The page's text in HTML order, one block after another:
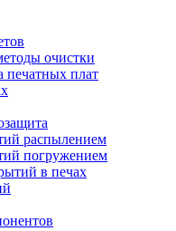
очистки
печатных плат
распылением
погружением
в печах